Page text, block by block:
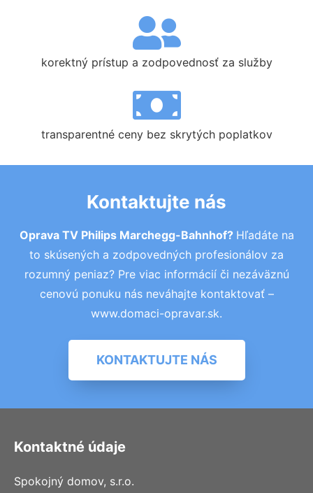
korektný prístup a zodpovednosť za služby
transparentné ceny bez skrytých poplatkov
Kontaktujte nás
Oprava TV Philips Marchegg-Bahnhof? Hľadáte na
to skúsených a zodpovedných profesionálov za
rozumný peniaz? Pre viac informácií či nezáväznú
cenovú ponuku nás neváhajte kontaktovať –
www.domaci-opravar.sk.
KONTAKTUJTE NÁS
Kontaktné údaje
Spokojný domov, s.r.o.